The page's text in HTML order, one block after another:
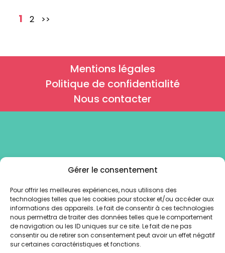
Gérer le consentement
Pour offrir les meilleures expériences, nous utilisons des
technologies telles que les cookies pour stocker et/ou accéder aux
informations des appareils. Le fait de consentir à ces technologies
nous permettra de traiter des données telles que le comportement
de navigation ou les ID uniques sur ce site. Le fait de ne pas
consentir ou de retirer son consentement peut avoir un effet négatif
sur certaines caractéristiques et fonctions.
1 2 >>
Mentions légales
Politique de confidentialité
Nous contacter
Maison de la santé de Saint-Denis
6, rue des Boucheries - 93200 Saint Denis
Tel : 01 42 43 80 55